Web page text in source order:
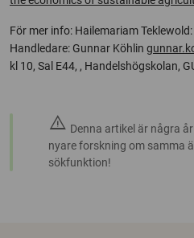
För mer info: Hailemariam Teklewold:
Handledare: Gunnar Köhlin
kl 10, Sal E44, , Handelshögskolan,
warning Denna artikel är några
nyare forskning om samma
sökfunktion!